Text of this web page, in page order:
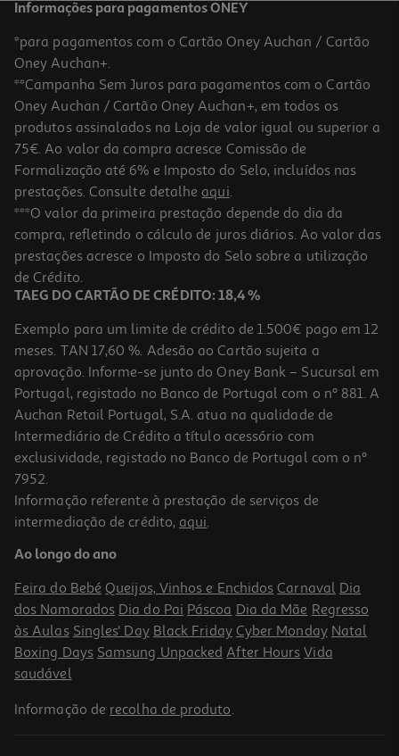
Condicionador Kativa Total Plex 355 Ml
37.32 €/Lt
13,25 €
Condicionador Kativa Hyaluronic Keratin Q10 90ml
2.55 €/un
2,55 €
Informações para pagamentos ONEY
*para pagamentos com o Cartão Oney Auchan / Cartão
Oney Auchan+.
**Campanha Sem Juros para pagamentos com o Cartão
Oney Auchan / Cartão Oney Auchan+, em todos os
produtos assinalados na Loja de valor igual ou superior a
75€. Ao valor da compra acresce Comissão de
Formalização até 6% e Imposto do Selo, incluídos nas
prestações. Consulte detalhe aqui.
***O valor da primeira prestação depende do dia da
compra, refletindo o cálculo de juros diários. Ao valor das
prestações acresce o Imposto do Selo sobre a utilização
de Crédito.
TAEG DO CARTÃO DE CRÉDITO: 18,4 %
Exemplo para um limite de crédito de 1.500€ pago em 12
meses. TAN 17,60 %. Adesão ao Cartão sujeita a
aprovação. Informe-se junto do Oney Bank – Sucursal em
Portugal, registado no Banco de Portugal com o nº 881. A
Auchan Retail Portugal, S.A. atua na qualidade de
Intermediário de Crédito a título acessório com
exclusividade, registado no Banco de Portugal com o nº
7952.
Informação referente à prestação de serviços de
intermediação de crédito, aqui.
Ao longo do ano
Feira do Bebé Queijos, Vinhos e Enchidos Carnaval Dia
dos Namorados Dia do Pai Páscoa Dia da Mãe Regresso
às Aulas Singles' Day Black Friday Cyber Monday Natal
Boxing Days Samsung Unpacked After Hours Vida
saudável
Informação de recolha de produto.